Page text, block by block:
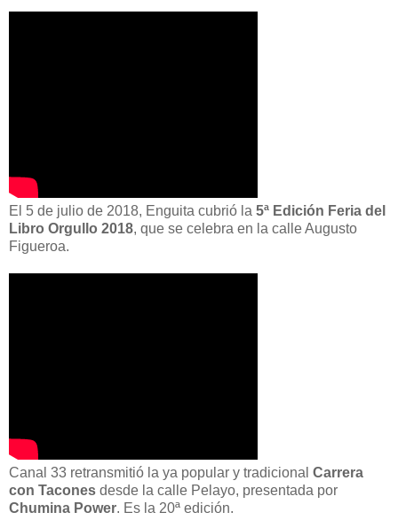
El 5 de julio de 2018, Enguita cubrió la 5ª Edición Feria del
Libro Orgullo 2018, que se celebra en la calle Augusto
Figueroa.
Canal 33 retransmitió la ya popular y tradicional Carrera
con Tacones desde la calle Pelayo, presentada por
Chumina Power. Es la 20ª edición.